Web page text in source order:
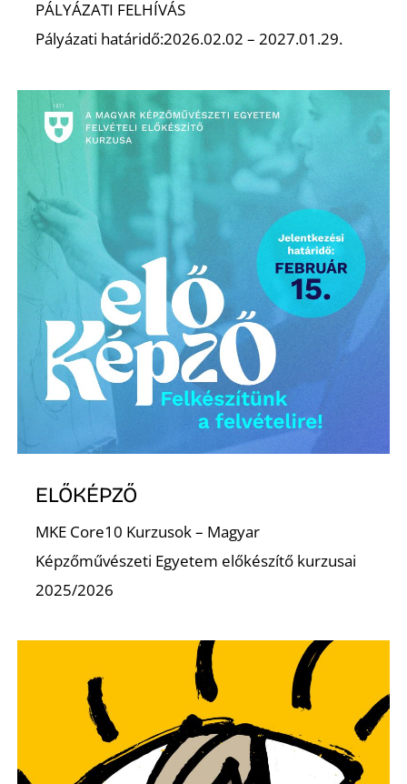
PÁLYÁZATI FELHÍVÁS
Pályázati határidő:2026.02.02 – 2027.01.29.
ELŐKÉPZŐ
MKE Core10 Kurzusok – Magyar
Képzőművészeti Egyetem előkészítő kurzusai
2025/2026